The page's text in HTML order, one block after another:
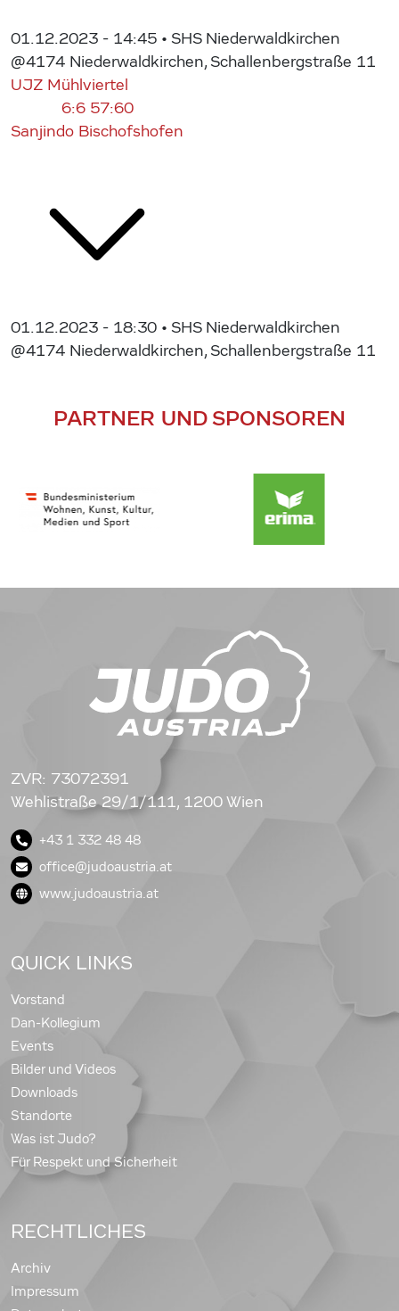
01.12.2023 - 14:45 • SHS Niederwaldkirchen
@4174 Niederwaldkirchen, Schallenbergstraße 11
UJZ Mühlviertel
6:6 57:60
Sanjindo Bischofshofen
01.12.2023 - 18:30 • SHS Niederwaldkirchen
@4174 Niederwaldkirchen, Schallenbergstraße 11
PARTNER UND SPONSOREN
ZVR: 73072391
Wehlistraße 29/1/111, 1200 Wien
+43 1 332 48 48
office@judoaustria.at
www.judoaustria.at
QUICK LINKS
Vorstand
Dan-Kollegium
Events
Bilder und Videos
Downloads
Standorte
Was ist Judo?
Für Respekt und Sicherheit
RECHTLICHES
Archiv
Impressum